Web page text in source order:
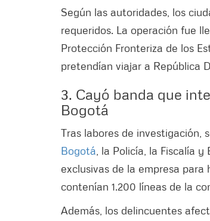
Según las autoridades, los
requeridos. La operación fue
Protección Fronteriza de los
pretendían viajar a República
3. Cayó banda que
Bogotá
Tras labores de
Bogotá , la Policía, la Fiscalía
exclusivas de la empresa
contenían 1.200 líneas de la
Además, los delincuentes